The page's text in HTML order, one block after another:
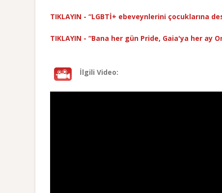
TIKLAYIN - “LGBTİ+ ebeveynlerini çocuklarına
TIKLAYIN - “Bana her gün Pride, Gaia'ya her ay
İlgili Video: